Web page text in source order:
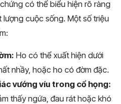
có thể biểu hiện rõ ràng
cuộc sống. Một số triệu
Ho có thể xuất hiện dưới
nhầy, hoặc ho có đờm đặc.
vướng víu trong cổ họng:
thấy ngứa, đau rát hoặc khó